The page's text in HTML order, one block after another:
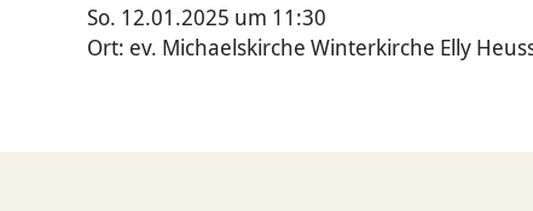
So. 12.01.2025 um 11:30
Ort: ev. Michaelskirche Winterkirche Elly